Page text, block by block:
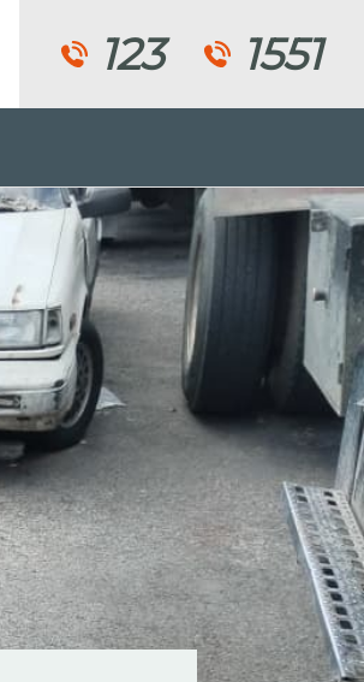
123 1551